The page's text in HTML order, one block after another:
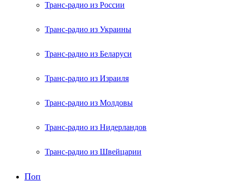
Транс-радио из России
Транс-радио из Украины
Транс-радио из Беларуси
Транс-радио из Израиля
Транс-радио из Молдовы
Транс-радио из Нидерландов
Транс-радио из Швейцарии
Поп